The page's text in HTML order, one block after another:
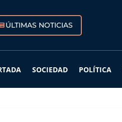
ÚLTIMAS NOTICIAS
SOCIEDAD POLÍTICA